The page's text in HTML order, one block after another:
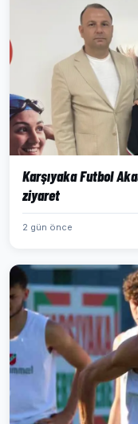
Karşıyaka Futbol
ziyaret
2 gün önce